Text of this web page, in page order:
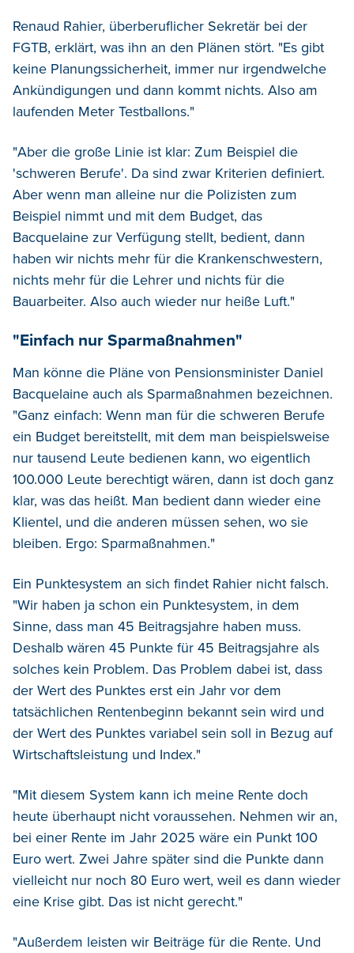
Renaud Rahier, überberuflicher Sekretär bei der
FGTB, erklärt, was ihn an den Plänen stört. "Es gibt
keine Planungssicherheit, immer nur irgendwelche
Ankündigungen und dann kommt nichts. Also am
laufenden Meter Testballons."
"Aber die große Linie ist klar: Zum Beispiel die
'schweren Berufe'. Da sind zwar Kriterien definiert.
Aber wenn man alleine nur die Polizisten zum
Beispiel nimmt und mit dem Budget, das
Bacquelaine zur Verfügung stellt, bedient, dann
haben wir nichts mehr für die Krankenschwestern,
nichts mehr für die Lehrer und nichts für die
Bauarbeiter. Also auch wieder nur heiße Luft."
"Einfach nur Sparmaßnahmen"
Man könne die Pläne von Pensionsminister Daniel
Bacquelaine auch als Sparmaßnahmen bezeichnen.
"Ganz einfach: Wenn man für die schweren Berufe
ein Budget bereitstellt, mit dem man beispielsweise
nur tausend Leute bedienen kann, wo eigentlich
100.000 Leute berechtigt wären, dann ist doch ganz
klar, was das heißt. Man bedient dann wieder eine
Klientel, und die anderen müssen sehen, wo sie
bleiben. Ergo: Sparmaßnahmen."
Ein Punktesystem an sich findet Rahier nicht falsch.
"Wir haben ja schon ein Punktesystem, in dem
Sinne, dass man 45 Beitragsjahre haben muss.
Deshalb wären 45 Punkte für 45 Beitragsjahre als
solches kein Problem. Das Problem dabei ist, dass
der Wert des Punktes erst ein Jahr vor dem
tatsächlichen Rentenbeginn bekannt sein wird und
der Wert des Punktes variabel sein soll in Bezug auf
Wirtschaftsleistung und Index."
"Mit diesem System kann ich meine Rente doch
heute überhaupt nicht voraussehen. Nehmen wir an,
bei einer Rente im Jahr 2025 wäre ein Punkt 100
Euro wert. Zwei Jahre später sind die Punkte dann
vielleicht nur noch 80 Euro wert, weil es dann wieder
eine Krise gibt. Das ist nicht gerecht."
"Außerdem leisten wir Beiträge für die Rente. Und